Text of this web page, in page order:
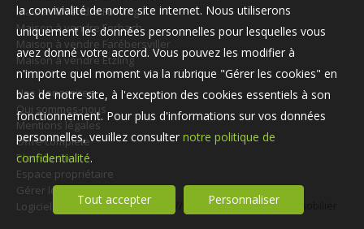
Maison à vendre Folkling
Maison à vendre Forbach
Maison à vendre Farébersviller
Maison à vendre Etzling
Nos Honoraires
Qui sommes-nous
Mentions légales
Offre complète
Plan du site
Espace propriétaire
Gérer les cookies
Logiciel de transaction
la convivialité de notre site internet. Nous utiliserons
uniquement les données personnelles pour lesquelles vous
avez donné votre accord. Vous pouvez les modifier à
n'importe quel moment via la rubrique "Gérer les cookies" en
bas de notre site, à l'exception des cookies essentiels à son
fonctionnement. Pour plus d'informations sur vos données
personnelles, veuillez consulter notre politique de
confidentialité.
Tout accepter Personnaliser